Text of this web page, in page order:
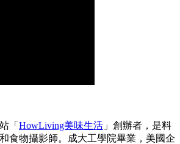
「 HowLiving美味生活 」創辦者，是料
食物攝影師。成大工學院畢業，美國企